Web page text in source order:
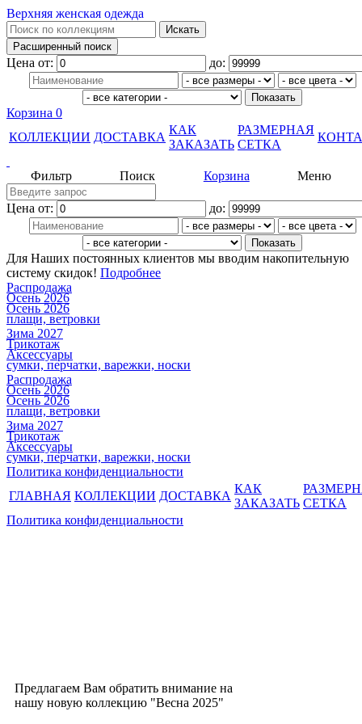
Верхняя женская одежда
Цена от: до:
Корзина 0
КОЛЛЕКЦИИ ДОСТАВКА
КАК
ЗАКАЗАТЬ
РАЗМЕРНАЯ
СЕТКА
Меню
Корзина
Поиск
Фильтр
Цена от: до:
Для Наших постоянных клиентов мы вводим накопительную
систему скидок! Подробнее
Распродажа
Осень 2026
Осень 2026
плащи, ветровки
Зима 2027
Трикотаж
Аксессуары
сумки, перчатки, варежки, носки
Распродажа
Осень 2026
Осень 2026
плащи, ветровки
Зима 2027
Трикотаж
Аксессуары
сумки, перчатки, варежки, носки
Политика конфиденциальности
ГЛАВНАЯ КОЛЛЕКЦИИ ДОСТАВКА
КАК
ЗАКАЗАТЬ СЕТКА
Политика конфиденциальности
Предлагаем Вам обратить внимание на
нашу новую коллекцию "Весна 2025"